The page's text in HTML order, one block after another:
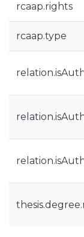
rcaap.rights
rcaap.type